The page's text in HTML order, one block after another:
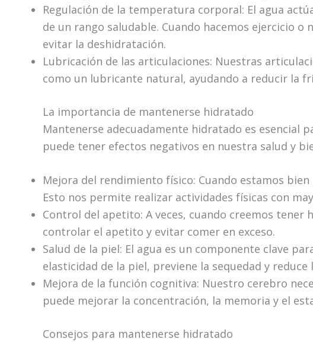
Regulación de la temperatura corporal: El agua
de un rango saludable. Cuando hacemos ejercicio
evitar la deshidratación.
Lubricación de las articulaciones: Nuestras
como un lubricante natural, ayudando a reducir la
La importancia de mantenerse hidratado
Mantenerse adecuadamente hidratado es
puede tener efectos negativos en nuestra salud y
Mejora del rendimiento físico: Cuando estamos
Esto nos permite realizar actividades físicas con
Control del apetito: A veces, cuando creemos tener
controlar el apetito y evitar comer en exceso.
Salud de la piel: El agua es un componente clave
elasticidad de la piel, previene la sequedad y
Mejora de la función cognitiva: Nuestro cerebro
puede mejorar la concentración, la memoria y el
Consejos para mantenerse hidratado